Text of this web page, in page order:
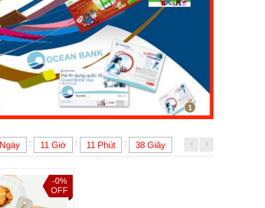
1
: 11 Giờ : 11 Phút : 37 Giây
-0%
OFF